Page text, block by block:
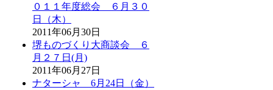
０１１年度総会 ６月３０
日（木）
2011年06月30日
堺ものづくり大商談会 ６
月２７日(月)
2011年06月27日
ナターシャ 6月24日（金）